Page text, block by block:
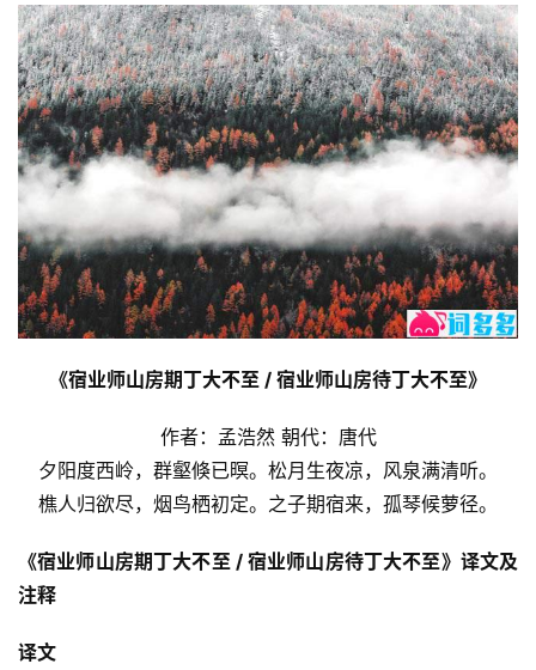
《宿业师山房期丁大不至 / 宿业师山房待丁大不至》
作者：孟浩然 朝代：唐代
夕阳度西岭，群壑倏已暝。松月生夜凉，风泉满清听。
樵人归欲尽，烟鸟栖初定。之子期宿来，孤琴候萝径。
《宿业师山房期丁大不至 / 宿业师山房待丁大不至》译文及
注释
译文